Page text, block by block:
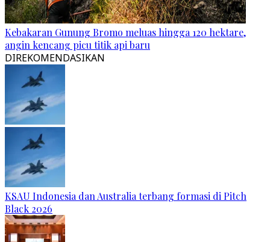
Kebakaran Gunung Bromo meluas hingga 120 hektare,
angin kencang picu titik api baru
DIREKOMENDASIKAN
KSAU Indonesia dan Australia terbang formasi di Pitch
Black 2026